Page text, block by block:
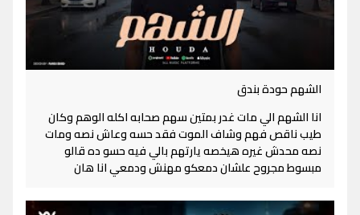
الشهم حودة بندق
انا الشهم الي مات غدر بمتين سهم صحابه اكله الوهم وكان
طيب ناقص فهم وشاف الموت فقد حسه وعاش نصه ومات
نصه محدش غيره هيخصه يارتهم بالي فيه حسو ده قالو
مبسوط مجروح علشان دمعكو مهنش ودمعي انا هان